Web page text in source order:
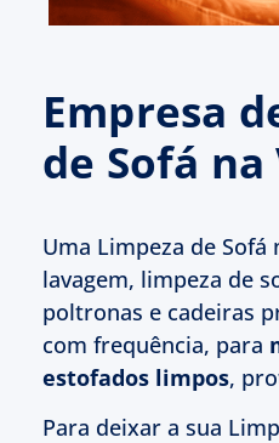
Empresa
de Sofá
Uma Limpeza de Sofá
lavagem, limpeza de
poltronas e cadeiras
com frequência, para
estofados limpos,
Para deixar a sua